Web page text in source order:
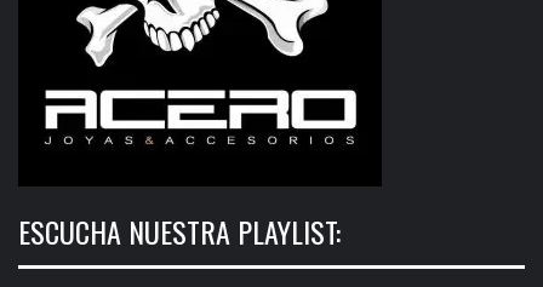
ESCUCHA NUESTRA PLAYLIST: